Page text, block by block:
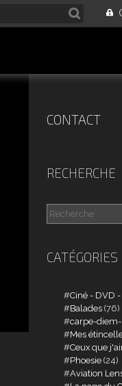
CONTACT
RECHERCHE
CATÉGORIES
Ciné - DVD
Balades (76)
carpe-
Mes
Ceux que
Phoesie (24)
Aviation